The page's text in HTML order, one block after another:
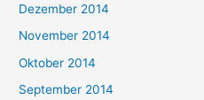
Dezember 2014
November 2014
Oktober 2014
September 2014